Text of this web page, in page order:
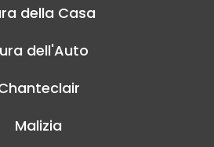
della Casa
dell'Auto
Malizia